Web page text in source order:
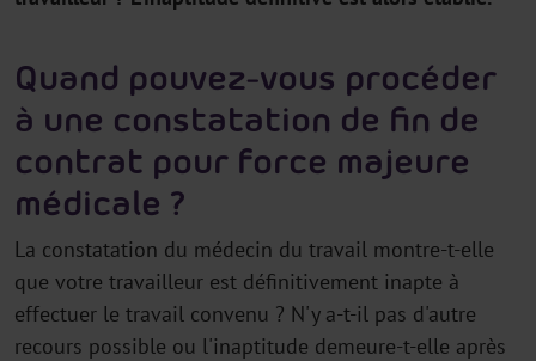
Quand pouvez-vous procéder
à une constatation de fin de
contrat pour force majeure
médicale ?
La constatation du médecin du travail montre-t-elle
que votre travailleur est définitivement inapte à
effectuer le travail convenu ? N'y a-t-il pas d'autre
recours possible ou l'inaptitude demeure-t-elle après